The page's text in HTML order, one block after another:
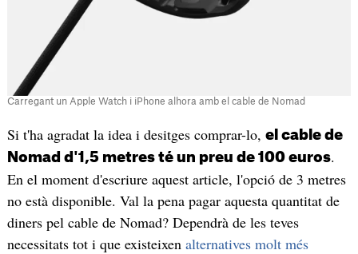
Carregant un Apple Watch i iPhone alhora amb el cable de Nomad
Si t'ha agradat la idea i desitges comprar-lo, el cable de
Nomad d'1,5 metres té un preu de 100 euros.
En el moment d'escriure aquest article, l'opció de 3 metres
no està disponible. Val la pena pagar aquesta quantitat de
diners pel cable de Nomad? Dependrà de les teves
necessitats tot i que existeixen alternatives molt més